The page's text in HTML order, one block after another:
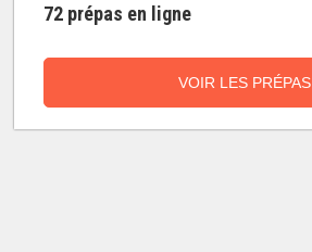
72 prépas en ligne
VOIR LES PRÉPAS